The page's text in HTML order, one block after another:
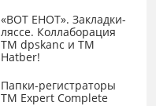
«ВОТ ЕНОТ». Закладки-
ляссе. Коллаборация
TM dpskanc и ТМ
Hatber!
Папки-регистраторы
ТМ Expert Complete